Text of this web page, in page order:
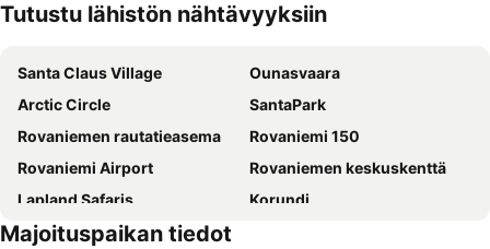
Tutustu lähistön nähtävyyksiin
Santa Claus Village
Ounasvaara
Arctic Circle
SantaPark
Rovaniemen rautatieasema
Rovaniemi 150
Rovaniemi Airport
Rovaniemen keskuskenttä
Lapland Safaris
Korundi
Arktikum
Majoituspaikan tiedot